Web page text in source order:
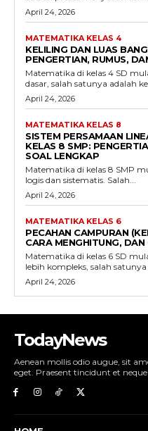
April 24, 2026
MATEMATIKA KELAS 4
KELILING DAN LUAS
PENGERTIAN, RUMUS,
Matematika di kelas 4 SD
dasar, salah satunya adalah
April 24, 2026
MATEMATIKA KELAS 8
SISTEM PERSAMAAN
KELAS 8 SMP:
SOAL LENGKAP
Matematika di kelas 8 SMP
logis dan sistematis. Salah...
April 24, 2026
MATEMATIKA KELAS 6
PECAHAN CAMPURAN
CARA MENGHITUNG,
Matematika di kelas 6 SD
lebih kompleks, salah satunya
April 24, 2026
TodayNews
Aenean mollis odio augue, sit
eget. Praesent tincidunt et